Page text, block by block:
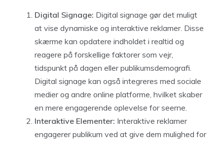
Digital Signage: Digital signage gør det muligt
at vise dynamiske og interaktive reklamer. Disse
skærme kan opdatere indholdet i realtid og
reagere på forskellige faktorer som vejr,
tidspunkt på dagen eller publikumsdemografi.
Digital signage kan også integreres med sociale
medier og andre online platforme, hvilket skaber
en mere engagerende oplevelse for seerne.
Interaktive Elementer: Interaktive reklamer
engagerer publikum ved at give dem mulighed for